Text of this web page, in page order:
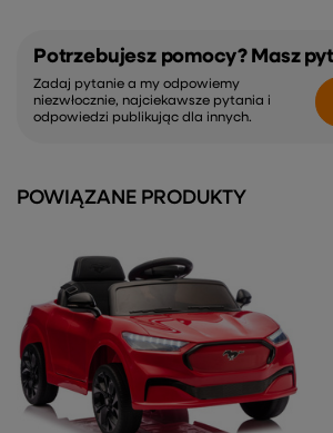
Potrzebujesz pomocy? Masz
Zadaj pytanie a my odpowiemy
niezwłocznie, najciekawsze pytania i
odpowiedzi publikując dla innych.
POWIĄZANE PRODUKTY